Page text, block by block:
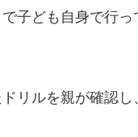
子ども自身で行
リルを親が確認